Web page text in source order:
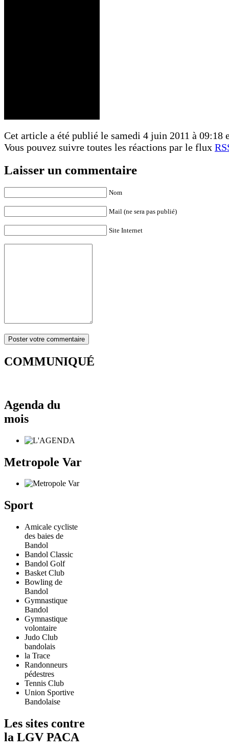
Cet article a été publié le samedi 4 juin 2011 à 09:18
Vous pouvez suivre toutes les réactions par le flux
Laisser un commentaire
Nom
Mail (ne sera pas publié)
Site Internet
COMMUNIQUÉ
Agenda du
mois
Metropole Var
Sport
Amicale cycliste
des baies de
Bandol
Bandol Classic
Bandol Golf
Basket Club
Bowling de
Bandol
Gymnastique
Bandol
Gymnastique
volontaire
Judo Club
bandolais
la Trace
Randonneurs
pédestres
Tennis Club
Union Sportive
Bandolaise
Les sites contre
la LGV PACA